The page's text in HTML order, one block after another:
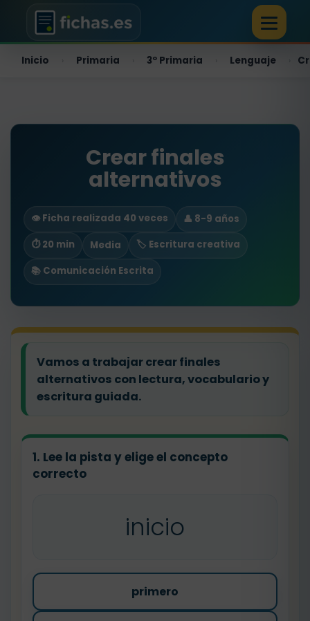
Inicio Primaria 3º Primaria Lenguaje
Crear finales
alternativos
👁️ Ficha realizada 40 veces
👤 8-9 años
⏱ 20 min
Media
🏷️ Escritura creativa
📚 Comunicación Escrita
Vamos a trabajar crear finales
alternativos con lectura, vocabulario y
escritura guiada.
1. Lee la pista y elige el concepto
correcto
inicio
primero